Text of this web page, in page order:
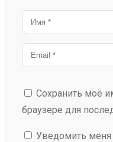
Сохранить моё
браузере для
Уведомить